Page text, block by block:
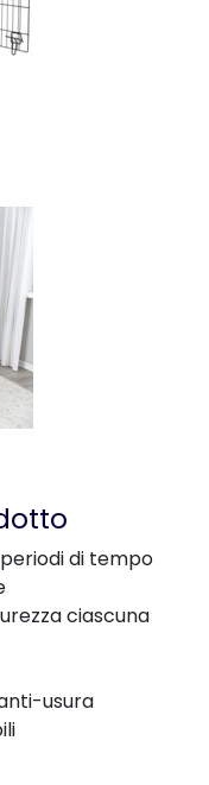
di tempo
ciascuna
usura